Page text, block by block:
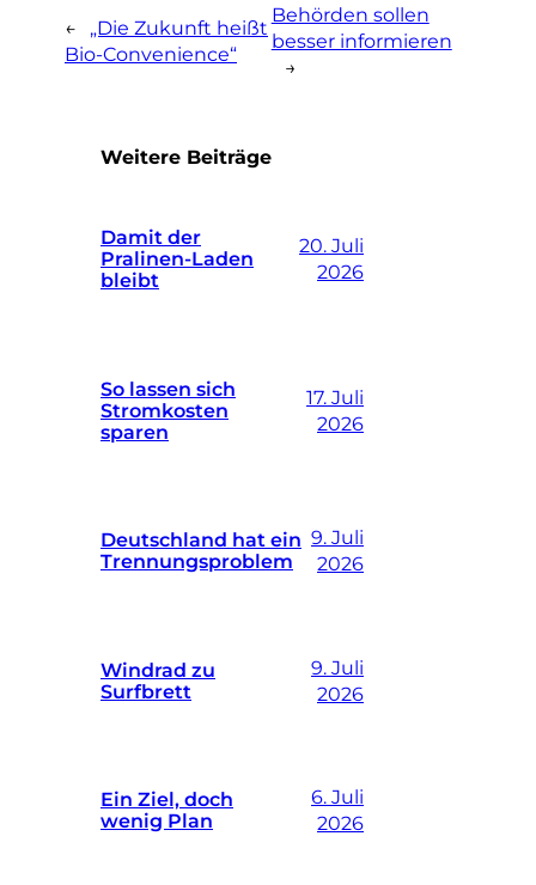
←
„Die Zukunft heißt
Bio-Convenience“
Behörden sollen
besser informieren
→
Weitere Beiträge
Damit der
Pralinen-Laden
bleibt
20. Juli
2026
So lassen sich
Stromkosten
sparen
17. Juli
2026
Deutschland hat ein
Trennungsproblem
9. Juli
2026
Windrad zu
Surfbrett
9. Juli
2026
Ein Ziel, doch
wenig Plan
6. Juli
2026